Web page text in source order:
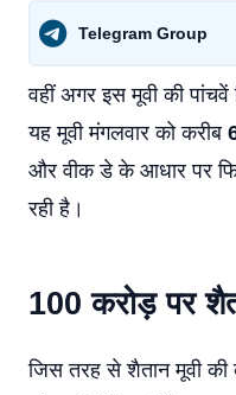
Telegram Group
वहीं अगर इस मूवी की
यह मूवी मंगलवार को करीब
और वीक डे के आधार पर
रही है।
100 करोड़ पर
जिस तरह से शैतान मूवी की